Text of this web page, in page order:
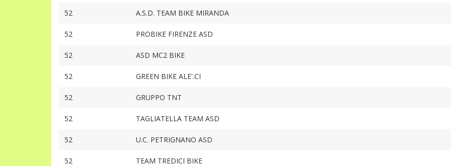
52 A.S.D. TEAM BIKE MIRANDA
52 PROBIKE FIRENZE ASD
52 ASD MC2 BIKE
52 GREEN BIKE ALE'.CI
52 GRUPPO TNT
52 TAGLIATELLA TEAM ASD
52 U.C. PETRIGNANO ASD
52 TEAM TREDICI BIKE